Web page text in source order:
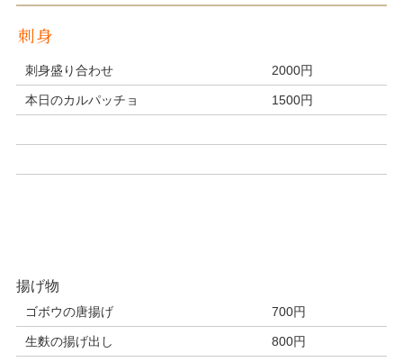
刺身
刺身盛り合わせ 2000円
本日のカルパッチョ 1500円
揚げ物
ゴボウの唐揚げ 700円
生麩の揚げ出し 800円